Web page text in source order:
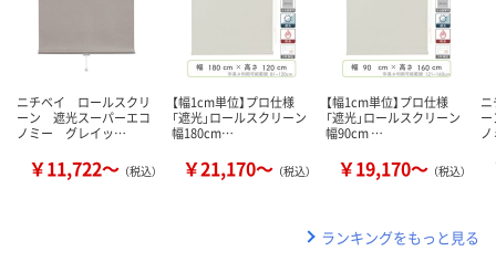
ニチベイ ロールスクリ
ーン 遮光スーパーエコ
ノミー グレイッ…
￥11,722～ （税込）
【幅1cm単位】プロ仕様
「遮光」ロールスクリーン
幅180cm…
￥21,170～ （税込）
【幅1cm単位】プロ仕様
「遮光」ロールスクリーン
幅90cm …
￥19,170～ （税込）
ランキングをもっと見る